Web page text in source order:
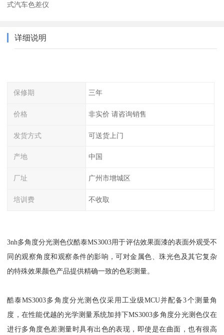
式汽车色差仪
详细说明
保修期 三年
价格 非实价 请咨询销售
发货方式 可送货上门
产地 中国
厂址 广州市增城区
培训费 不收取
3nh多角度分光测色仪酷泰MS3003用于评估效果面漆的表面外观受不
同的观察角度和观察条件的影响，可对金属色、珠光色及其它复杂
的特殊效果颜色产品提供精确一致的色彩测量。
酷泰MS3003多角度分光测色仪采用工业级MCU并配备3个测量角
度，在性能优越的光学测量系统加持下MS3003多角度分光测色仪在
进行多角度色差测量时具有出色的表现，即使是在曲面，也有很高